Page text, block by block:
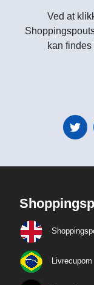
Ved at
kan
Livrecupom